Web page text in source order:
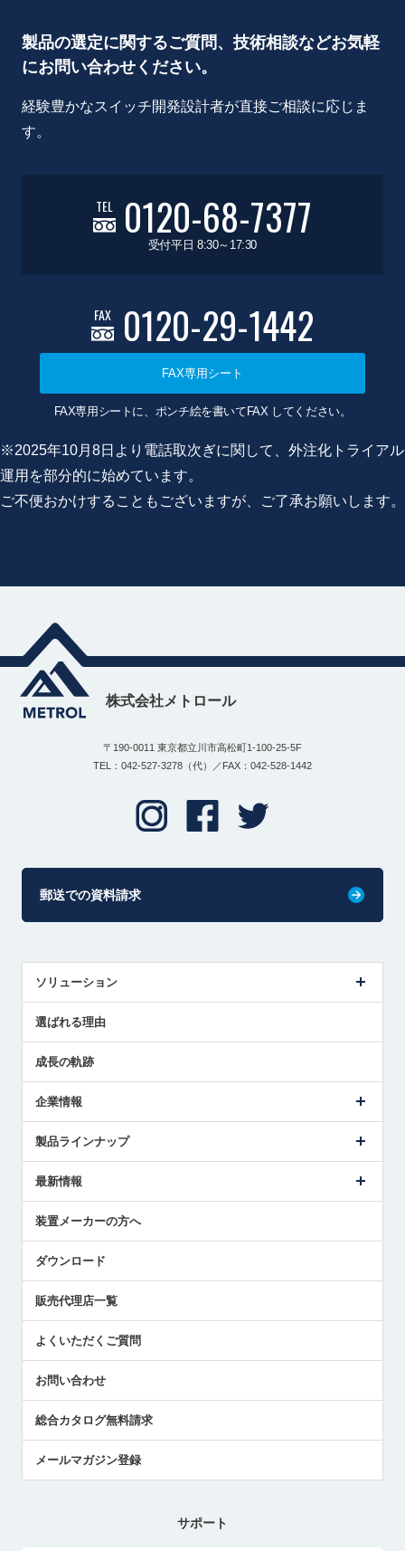
製品の選定に関するご質問、技術相談などお気軽
にお問い合わせください。
経験豊かなスイッチ開発設計者が直接ご相談に応じま
す。
TEL 0120-68-7377
受付平日 8:30～17:30
FAX 0120-29-1442
FAX専用シート
FAX専用シートに、ポンチ絵を書いてFAX してください。
※2025年10月8日より電話取次ぎに関して、外注化トライアル
運用を部分的に始めています。
ご不便おかけすることもございますが、ご了承お願いします。
株式会社メトロール
〒190-0011 東京都立川市高松町1-100-25-5F
TEL：042-527-3278（代）／FAX：042-528-1442
郵送での資料請求
ソリューション
解決策提案
選ばれる理由
成長の軌跡
企業情報
ごあいさつ
受賞履歴
採用情報
国/地域/言語
製品ラインナップ
ツールセッタ製品
エアマイクロセンサ製品
最新情報
メトロールの技術
社員ブログ
中小企業のBCP地震対策
センサのテクニカルガイド
社長ブログ
装置メーカーの方へ
ダウンロード
販売代理店一覧
よくいただくご質問
お問い合わせ
総合カタログ無料請求
メールマガジン登録
サポート